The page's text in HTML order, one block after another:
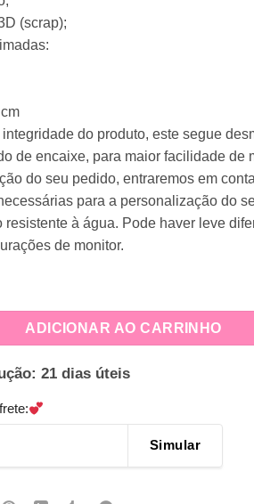
(scrap);
integridade do produto, este segue
de encaixe, para maior facilidade de
do seu pedido, entraremos em
para a personalização do
resistente à água. Pode haver leve
de monitor.
quantidade
ADICIONAR AO CARRINHO
21 dias úteis
Simular